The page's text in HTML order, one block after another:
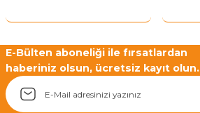
Yetkiliye Gönder
E-Bülten aboneliği ile fırsatlardan
haberiniz olsun, ücretsiz kayıt olun.